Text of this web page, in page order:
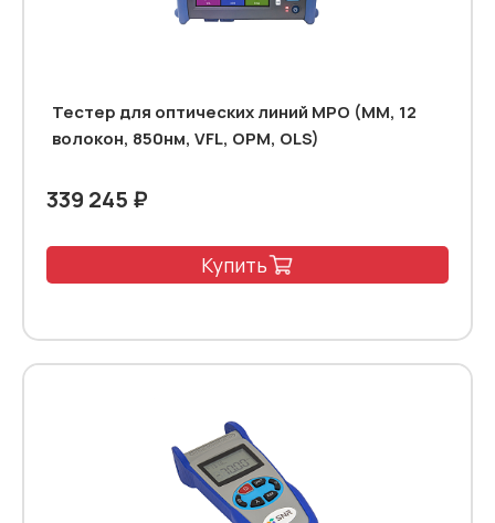
Тестер для оптических линий MPO (MM, 12
волокон, 850нм, VFL, OPM, OLS)
339 245 ₽
Купить